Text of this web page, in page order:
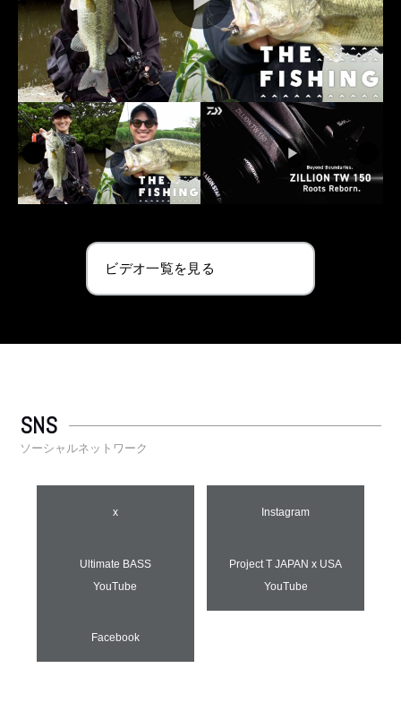
ビデオ一覧を見る
SNS
ソーシャルネットワーク
x Instagram
Ultimate BASS
YouTube
Project T JAPAN x USA
YouTube
Facebook